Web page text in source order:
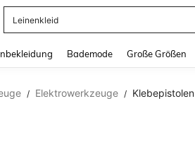
Leinenkleid
Bademode Große Größen
/ Elektrowerkzeuge / Klebepistolen